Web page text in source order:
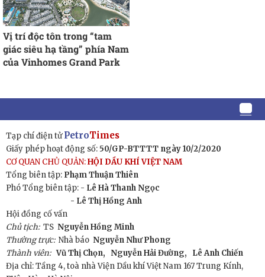
Vị trí độc tôn trong “tam
giác siêu hạ tầng” phía Nam
của Vinhomes Grand Park
Tạp chí điện tửPetroTimes
Giấy phép hoạt động số: 50/GP-BTTTT ngày 10/2/2020
CƠ QUAN CHỦ QUẢN:HỘI DẦU KHÍ VIỆT NAM
Tổng biên tập: Phạm Thuận Thiên
Phó Tổng biên tập: - Lê Hà Thanh Ngọc
- Lê Thị Hồng Anh
Hội đồng cố vấn
Chủ tịch:TS Nguyễn Hồng Minh
Thường trực: Nhà báo Nguyễn Như Phong
Thành viên: Vũ Thị Chọn, Nguyễn Hải Đường,
Lê Anh Chiến
Địa chỉ: Tầng 4, toà nhà Viện Dầu khí Việt Nam 167 Trung Kính,